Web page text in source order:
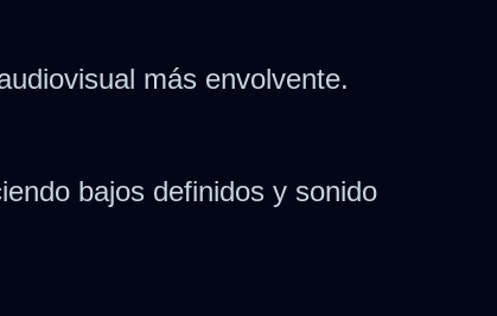
más envolvente.
bajos definidos y sonido